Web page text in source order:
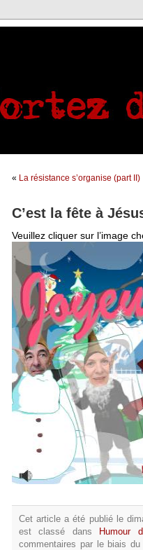
« La résistance s’organise (part II)
C’est la fête à
Veuillez cliquer sur l’image
Cet article a été publié le
est classé dans Humour
commentaires par le biais